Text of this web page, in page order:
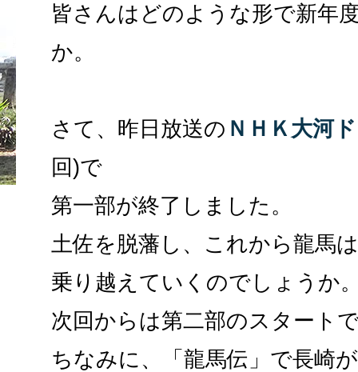
皆さんはどのような形で新年
か。
さて、昨日放送の ＮＨＫ大河
回)で
第一部が終了しました。
土佐を脱藩し、これから龍馬
乗り越えていくのでしょうか
次回からは第二部のスタート
ちなみに、「龍馬伝」で長崎